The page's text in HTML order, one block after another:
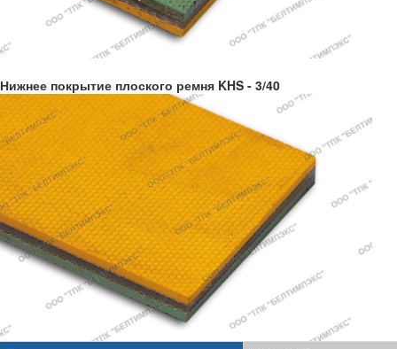
Нижнее покрытие плоского ремня KHS - 3/40